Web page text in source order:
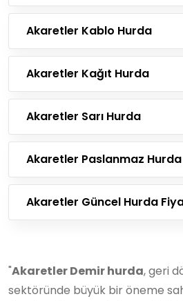
Akaretler Kablo Hurda
Akaretler Kağıt Hurda
Akaretler Sarı Hurda
Akaretler Paslanmaz Hurda
Akaretler Güncel Hurda
"Akaretler Demir hurda, geri
sektöründe büyük bir öneme